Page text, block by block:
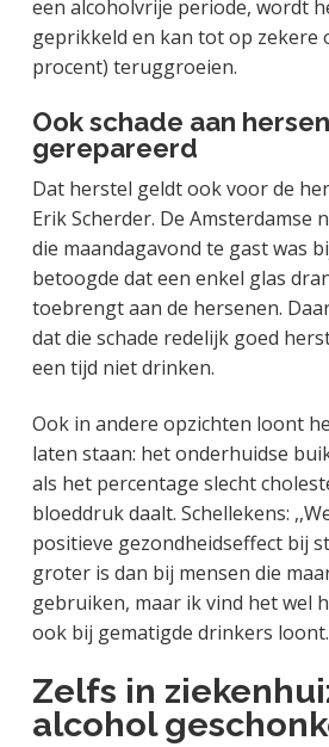
een alcoholvrije periode, wordt
geprikkeld en kan tot op zekere
procent) teruggroeien.
Ook schade aan
gerepareerd
Dat herstel geldt ook voor de
Erik Scherder. De Amsterdamse
die maandagavond te gast was
betoogde dat een enkel glas
toebrengt aan de hersenen.
dat die schade redelijk goed
een tijd niet drinken.
Ook in andere opzichten loont
laten staan: het onderhuidse
als het percentage slecht
bloeddruk daalt. Schellekens:
positieve gezondheidseffect bij
groter is dan bij mensen die
gebruiken, maar ik vind het wel
ook bij gematigde drinkers
Zelfs in
alcohol